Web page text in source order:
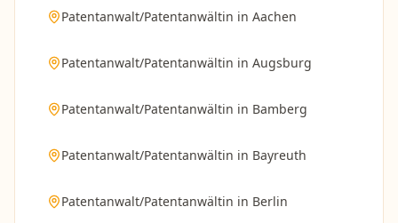
Patentanwalt/Patentanwältin in Aachen
Patentanwalt/Patentanwältin in Augsburg
Patentanwalt/Patentanwältin in Bamberg
Patentanwalt/Patentanwältin in Bayreuth
Patentanwalt/Patentanwältin in Berlin